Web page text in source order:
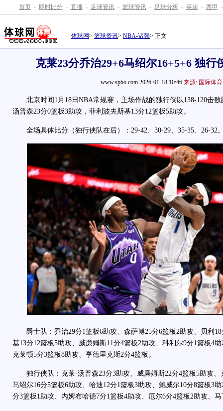
首页 - 即时比分 - 直播 - 足球资讯 - 篮球资讯 - 足球分析 - 英超 - 西甲 -
体球网> 篮球资讯> NBA-诸强> 正文
克莱23分乔治29+6马绍尔16+5+6 独行
www.spbo.com 2026-01-18 10:46 来源: 国际体育
北京时间1月18日NBA常规赛，主场作战的独行侠以138-120击败
汤普森23分0篮板3助攻，菲利波夫斯基13分12篮板5助攻。
全场具体比分（独行侠队在后）：29-42、30-29、35-35、26-32
爵士队：乔治29分1篮板6助攻、森萨博25分6篮板2助攻、贝利18
基13分12篮板5助攻、威廉姆斯11分4篮板2助攻、科利尔9分1篮板4
克莱顿5分3篮板8助攻、亨德里克斯2分4篮板。
独行侠队：克莱-汤普森23分3助攻、威廉姆斯22分4篮板5助攻、
马绍尔16分5篮板6助攻、哈迪12分1篮板3助攻、鲍威尔10分8篮板3
分3篮板1助攻、内姆布哈德7分1篮板4助攻、厄尔6分4篮板2助攻、